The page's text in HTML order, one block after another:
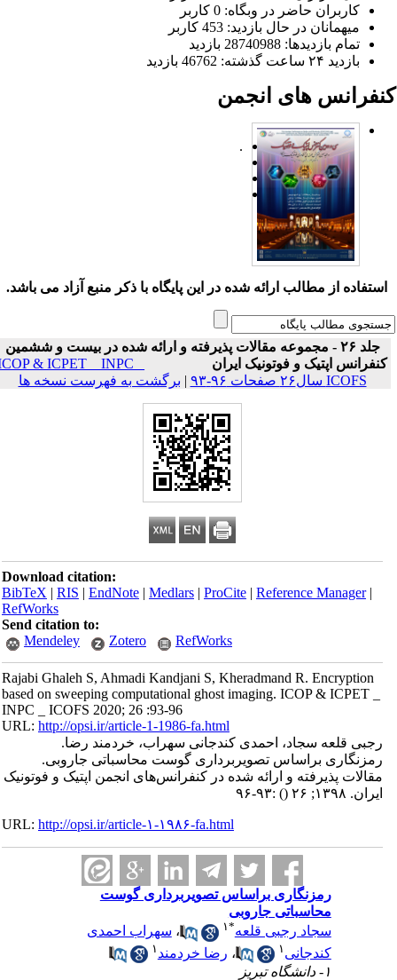
کاربران حاضر در وبگاه: 0 کاربر
میهمانان در حال بازدید: 453 کاربر
تمام بازدید‌ها: 28740988 بازدید
بازدید ۲۴ ساعت گذشته: 46762 بازدید
های انجمن
.
استفاده از مطالب ارائه شده در این پایگاه با ذکر منبع آزاد می باشد.
جلد ۲۶ - مجموعه مقالات پذیرفته و ارائه شده در بیست و ششمین
کنفرانس اپتیک و فوتونیک ایران
ICOP & ICPET _ INPC _
ICOFS سال۲۶ صفحات ۹۶-۹۳
|برگشت به فهرست نسخه ها
Download citation:
BibTeX|RIS|EndNote|Medlars|ProCite|Reference Manager
RefWorks
Send citation to:
Mendeley
Zotero RefWorks
Rajabi Ghaleh S, Ahmadi Kandjani S, Kheradmand R. Encryption
based on sweeping computational ghost imaging. ICOP & ICPET _
INPC _ ICOFS 2020; 26 :93-96
URL:http://opsi.ir/article-1-1986-fa.html
رجبی قلعه سجاد، احمدی کندجانی سهراب، خردمند رضا.
رمزنگاری براساس تصویربرداری گوست محاسباتی جاروبی.
مقالات پذیرفته و ارائه شده در کنفرانس‌های انجمن اپتیک و فوتونیک
ایران. ۱۳۹۸; ۲۶
() :۹۳-۹۶
URL:http://opsi.ir/article-۱-۱۹۸۶-fa.html
رمزنگاری براساس تصویربرداری گوست
محاسباتی جاروبی
سجاد رجبی قلعه
۱ ،سهراب احمدی
کندجانی
،رضا خردمند۱